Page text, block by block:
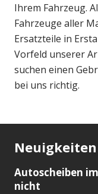
Ihrem Fahrzeug.
Fahrzeuge aller
Ersatzteile in
Vorfeld unserer
suchen einen
bei uns richtig.
Neuigkeiten
Autoscheiben
nicht